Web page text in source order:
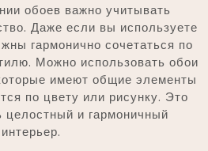
обоев важно учитывать
Даже если вы используете
гармонично сочетаться по
Можно использовать обои
имеют общие элементы
по цвету или рисунку. Это
целостный и гармоничный
интерьер.